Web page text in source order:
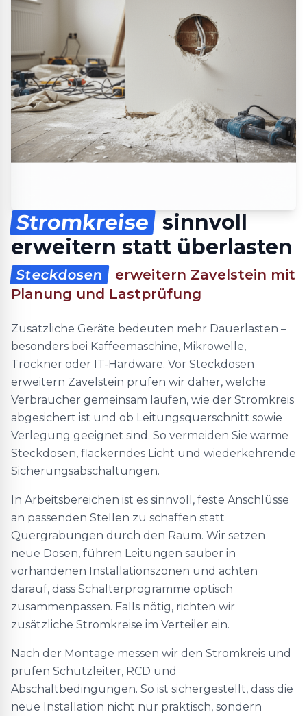
Stromkreise sinnvoll
erweitern statt überlasten
Steckdosen
erweitern Zavelstein mit
Planung und Lastprüfung
Zusätzliche Geräte bedeuten mehr Dauerlasten –
besonders bei Kaffeemaschine, Mikrowelle,
Trockner oder IT-Hardware. Vor Steckdosen
erweitern Zavelstein prüfen wir daher, welche
Verbraucher gemeinsam laufen, wie der Stromkreis
abgesichert ist und ob Leitungsquerschnitt sowie
Verlegung geeignet sind. So vermeiden Sie warme
Steckdosen, flackerndes Licht und wiederkehrende
Sicherungsabschaltungen.
In Arbeitsbereichen ist es sinnvoll, feste Anschlüsse
an passenden Stellen zu schaffen statt
Quergrabungen durch den Raum. Wir setzen
neue Dosen, führen Leitungen sauber in
vorhandenen Installationszonen und achten
darauf, dass Schalterprogramme optisch
zusammenpassen. Falls nötig, richten wir
zusätzliche Stromkreise im Verteiler ein.
Nach der Montage messen wir den Stromkreis und
prüfen Schutzleiter, RCD und
Abschaltbedingungen. So ist sichergestellt, dass die
neue Installation nicht nur praktisch, sondern